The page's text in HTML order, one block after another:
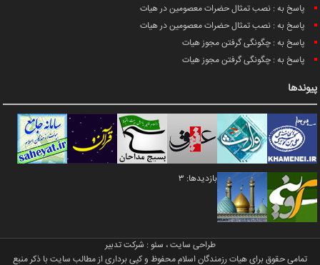
پاسخ به : نصب تمثال حضرات معصومین در هیات
پاسخ به : نصب تمثال حضرات معصومین در هیات
پاسخ به : چگونگی گرفتن مجوز هیات
پاسخ به : چگونگی گرفتن مجوز هیات
پیوندها
بازدیدها: 3
طراحی سایت، سئو : شرکت تدبیر
تمامی حقوق برای هیات رزمندگان اسلام محفوظ و کپی برداری از مطالب سایت با ذکر منبع